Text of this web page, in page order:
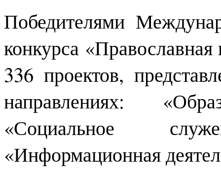
Победителями
конкурса
336 проектов,
направлениях:
«Социальное
«Информационная